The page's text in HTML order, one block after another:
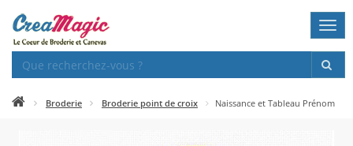
Broderie Broderie point de croix Naissance et Tableau Prénom